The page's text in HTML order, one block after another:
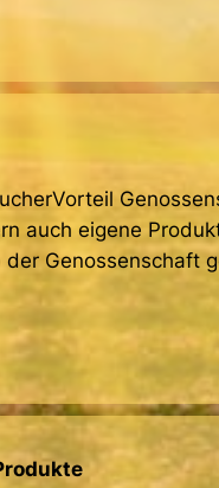
auch eigene
Genossenschaft